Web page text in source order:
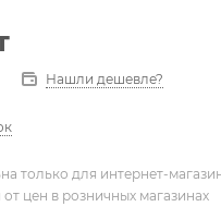
Нашли дешевле?
только для интернет-
цен в розничных магазинах